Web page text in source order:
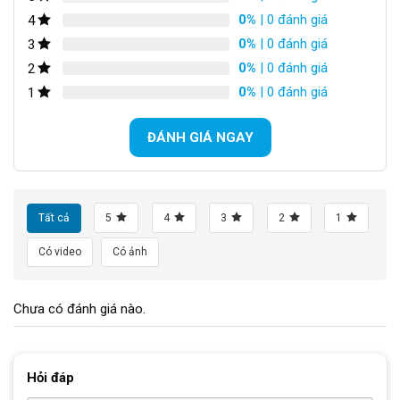
mòn từ các tác động bên ngoài môi trường.
Khung Xe đạp địa hình Goose YT-900 Inch
giảm trọng lượng tổng thể của xe đạp
4
0% | 0 đánh giá
3
0% | 0 đánh giá
2
0% | 0 đánh giá
1
0% | 0 đánh giá
ĐÁNH GIÁ NGAY
Tất cả 5 4 3 2 1
Có video Có ảnh
Chưa có đánh giá nào.
Hỏi đáp